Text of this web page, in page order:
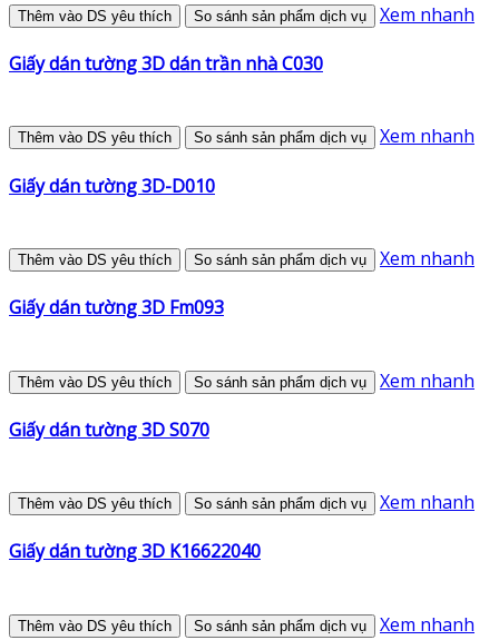
Thêm vào DS yêu thích So sánh sản phẩm dịch vụ Xem nhanh
Giấy dán tường 3D dán trần nhà C030
Thêm vào DS yêu thích So sánh sản phẩm dịch vụ Xem nhanh
Giấy dán tường 3D-D010
Thêm vào DS yêu thích So sánh sản phẩm dịch vụ Xem nhanh
Giấy dán tường 3D Fm093
Thêm vào DS yêu thích So sánh sản phẩm dịch vụ Xem nhanh
Giấy dán tường 3D S070
Thêm vào DS yêu thích So sánh sản phẩm dịch vụ Xem nhanh
Giấy dán tường 3D K16622040
Thêm vào DS yêu thích So sánh sản phẩm dịch vụ Xem nhanh